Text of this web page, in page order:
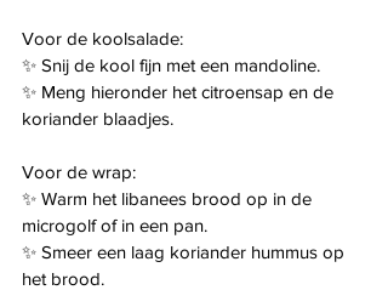
Voor de koolsalade:
✨️ Snij de kool fijn met een mandoline.
✨️ Meng hieronder het citroensap en de
koriander blaadjes.
Voor de wrap:
✨️ Warm het libanees brood op in de
microgolf of in een pan.
✨️ Smeer een laag koriander hummus op
het brood.